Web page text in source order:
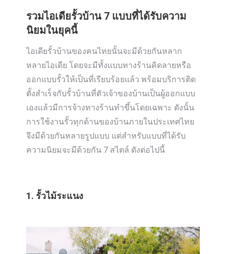
รวมไอเดียรั้วบ้าน 7 แบบที่ได้รับความ
นิยมในยุคนี้
ไอเดียรั้วบ้านของคนไทยนั้นจะมีด้วยกันหลาก
หลายไอเดีย โดยจะมีทั้งแบบทางร้านคิดลายหรือ
ออกแบบรั้วให้เป็นที่เรียบร้อยแล้ว พร้อมบริการติด
ตั้งสำเร็จกับรั้วบ้านที่ตัวเจ้าของบ้านเป็นผู้ออกแบบ
เองแล้วมีการจ้างทางร้านทำขึ้นโดยเฉพาะ ดังนั้น
การใช้งานรั้วทุกด้านของบ้านภายในประเทศไทย
จึงมีด้วยกันหลายรูปแบบ แต่สำหรับแบบที่ได้รับ
ความนิยมจะมีด้วยกัน 7 สไตล์ ดังต่อไปนี้
1. รั้วไม้ระแนง